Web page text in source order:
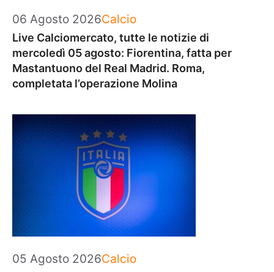
06 Agosto 2026Categorie
Calcio
Live Calciomercato, tutte le notizie di
mercoledì 05 agosto: Fiorentina, fatta per
Mastantuono del Real Madrid. Roma,
completata l’operazione Molina
05 Agosto 2026Categorie
Calcio